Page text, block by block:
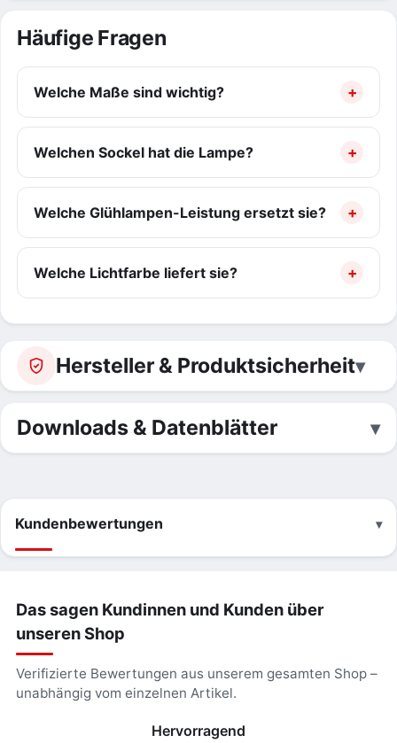
Häufige Fragen
Welche Maße sind wichtig?
Welchen Sockel hat die Lampe?
Welche Glühlampen-Leistung ersetzt sie?
Welche Lichtfarbe liefert sie?
Hersteller & Produktsicherheit
Downloads & Datenblätter
Kundenbewertungen
Das sagen Kundinnen und Kunden über
unseren Shop
Verifizierte Bewertungen aus unserem gesamten Shop –
unabhängig vom einzelnen Artikel.
Hervorragend